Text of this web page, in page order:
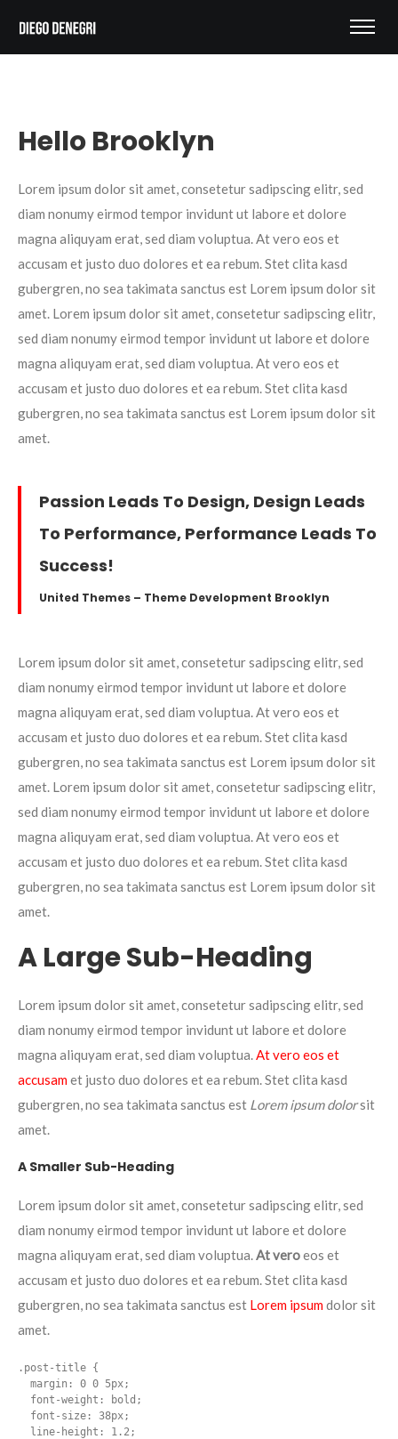
Hello Brooklyn
Lorem ipsum dolor sit amet, consetetur sadipscing elitr, sed
diam nonumy eirmod tempor invidunt ut labore et dolore
magna aliquyam erat, sed diam voluptua. At vero eos et
accusam et justo duo dolores et ea rebum. Stet clita kasd
gubergren, no sea takimata sanctus est Lorem ipsum dolor sit
amet. Lorem ipsum dolor sit amet, consetetur sadipscing elitr,
sed diam nonumy eirmod tempor invidunt ut labore et dolore
magna aliquyam erat, sed diam voluptua. At vero eos et
accusam et justo duo dolores et ea rebum. Stet clita kasd
gubergren, no sea takimata sanctus est Lorem ipsum dolor sit
amet.
Passion Leads To Design, Design Leads
To Performance, Performance Leads To
Success!
United Themes – Theme Development Brooklyn
Lorem ipsum dolor sit amet, consetetur sadipscing elitr, sed
diam nonumy eirmod tempor invidunt ut labore et dolore
magna aliquyam erat, sed diam voluptua. At vero eos et
accusam et justo duo dolores et ea rebum. Stet clita kasd
gubergren, no sea takimata sanctus est Lorem ipsum dolor sit
amet. Lorem ipsum dolor sit amet, consetetur sadipscing elitr,
sed diam nonumy eirmod tempor invidunt ut labore et dolore
magna aliquyam erat, sed diam voluptua. At vero eos et
accusam et justo duo dolores et ea rebum. Stet clita kasd
gubergren, no sea takimata sanctus est Lorem ipsum dolor sit
amet.
A Large Sub-Heading
Lorem ipsum dolor sit amet, consetetur sadipscing elitr, sed
diam nonumy eirmod tempor invidunt ut labore et dolore
magna aliquyam erat, sed diam voluptua.At vero eos et
accusamet justo duo dolores et ea rebum. Stet clita kasd
gubergren, no sea takimata sanctus est Lorem ipsum dolorsit
amet.
A Smaller Sub-Heading
Lorem ipsum dolor sit amet, consetetur sadipscing elitr, sed
diam nonumy eirmod tempor invidunt ut labore et dolore
magna aliquyam erat, sed diam voluptua.At veroeos et
accusam et justo duo dolores et ea rebum. Stet clita kasd
gubergren, no sea takimata sanctus est Lorem ipsumdolor sit
amet.
.post-title {
  margin: 0 0 5px;
  font-weight: bold;
  font-size: 38px;
  line-height: 1.2;